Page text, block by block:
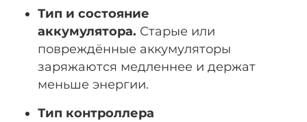
Тип и состояние
аккумулятора. Старые или
повреждённые аккумуляторы
заряжаются медленнее и держат
меньше энергии.
Тип контроллера